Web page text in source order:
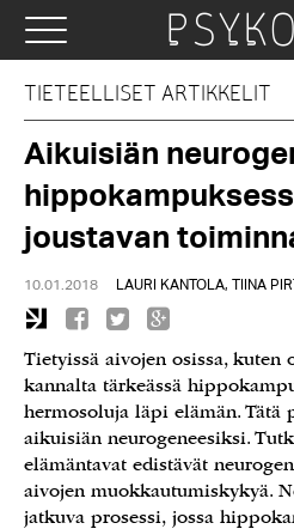
TIETEELLISET ARTIKKELIT
Aikuisiän
joustavan
10.01.2018 LAURI KANTOLA, TIINA
Tietyissä aivojen osissa,
kannalta tärkeässä
hermosoluja läpi elämän. Tätä
aikuisiän neurogeneesiksi.
elämäntavat edistävät
aivojen muokkautumiskykyä.
jatkuva prosessi, jossa